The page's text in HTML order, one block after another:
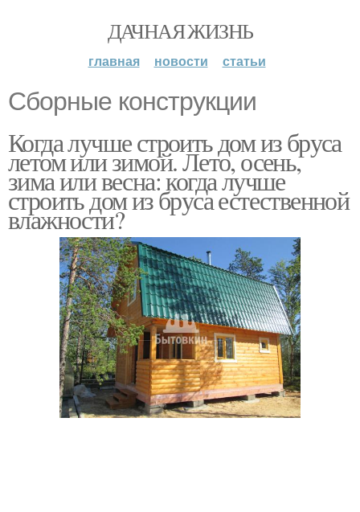
ДАЧНАЯ ЖИЗНЬ
главная новости статьи
Сборные конструкции
Когда лучше строить дом из бруса
летом или зимой. Лето, осень,
зима или весна: когда лучше
строить дом из бруса естественной
влажности?